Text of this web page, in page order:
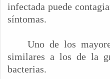
infectada puede
síntomas.
Uno de los
similares a los de la
bacterias.